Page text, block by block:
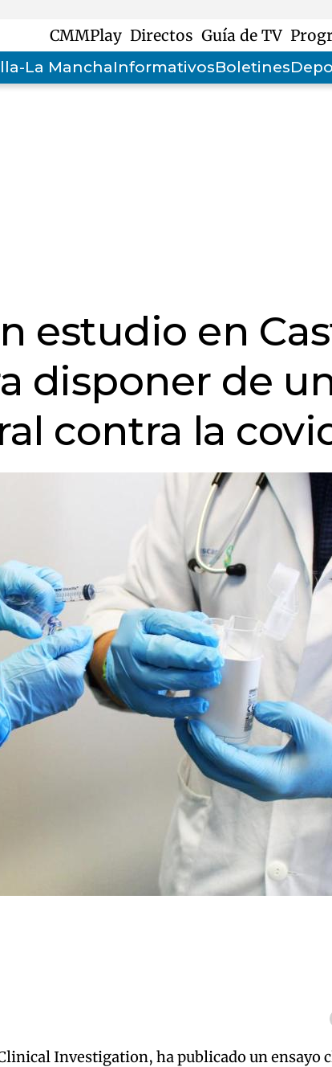
CMMPlay Directos Guía de TV
La ManchaInformativosBoletines
estudio en
disponer de
contra la
Investigation, ha publicado un ensayo